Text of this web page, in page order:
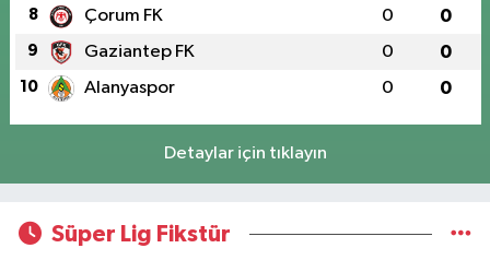
8 Çorum FK 0 0
9 Gaziantep FK 0 0
10 Alanyaspor 0 0
Detaylar için tıklayın
Süper Lig Fikstür